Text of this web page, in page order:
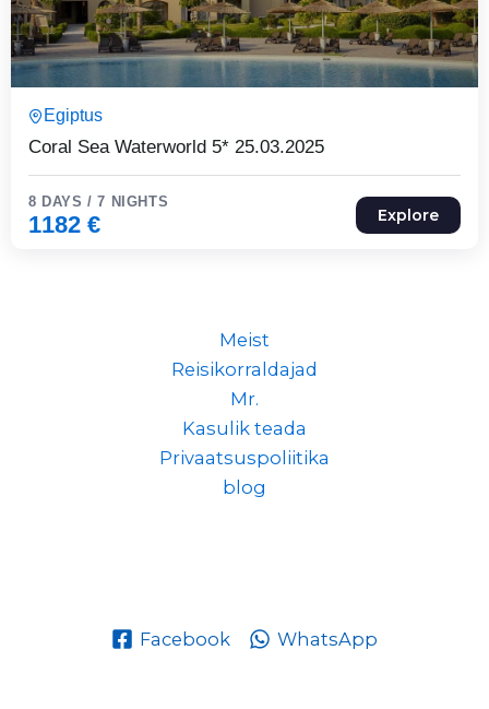
Egiptus
Coral Sea Waterworld 5* 25.03.2025
8 DAYS / 7 NIGHTS
1182 € Explore
Meist
Reisikorraldajad
Mr.
Kasulik teada
Privaatsuspoliitika
blog
Facebook WhatsApp